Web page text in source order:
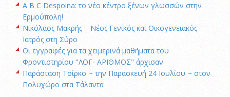
A B C Despoina: το νέο κέντρο ξένων γλωσσών στην
Ερμούπολη!
Νικόλαος Μακρής – Νέος Γενικός και Οικογενειακός
Ιατρός στη Σύρο
Οι εγγραφές για τα χειμερινά μαθήματα του
Φροντιστηρίου "ΛΟΓ- ΑΡΙΘΜΟΣ" άρχισαν
Παράσταση Τσίρκο ~ την Παρασκευή 24 Ιουλίου ~ στον
Πολυχώρο στα Τάλαντα